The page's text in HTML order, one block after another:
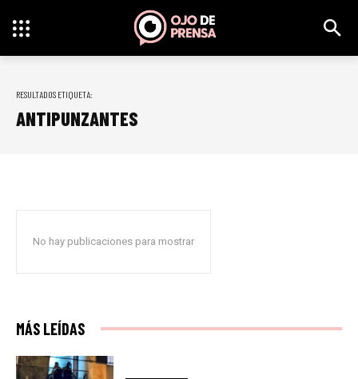
RESULTADOS ETIQUETA:
ANTIPUNZANTES
No hay publicaciones para mostrar
MÁS LEÍDAS